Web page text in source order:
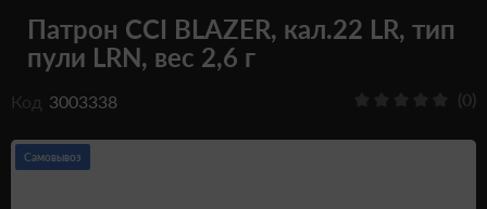
Пистолеты
Оптика
Тюнинг
Аксессуары
Патрон CCI BLAZER, кал.22 LR, тип
пули LRN, вес 2,6 г
Код 3003338 (0)
Самовывоз